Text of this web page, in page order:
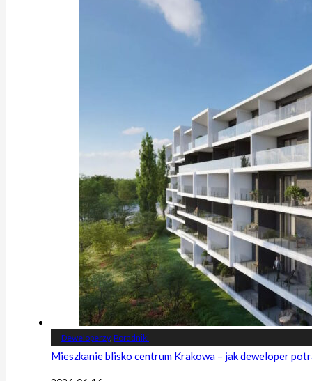
Deweloperzy, Poradniki
Mieszkanie blisko centrum Krakowa – jak deweloper